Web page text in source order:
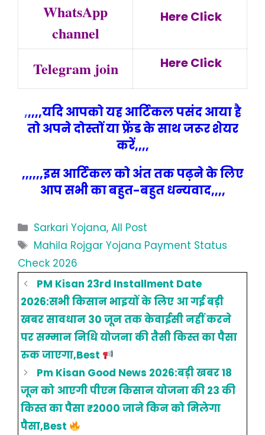
WhatsApp
channel
Here Click
Telegram join Here Click
,,,,,यदि आपको यह आर्टिकल पसंद आया है
तो अपने दोस्तों या फ्रेंड के साथ जरूर शेयर
करें,,,,
,,,,,,इस आर्टिकल को अंत तक पढ़ने के लिए
आप सभी का बहुत-बहुत धन्यवाद,,,,
Categories
Sarkari Yojana,All Post
Tags
Mahila Rojgar Yojana Payment Status
Check 2026
PM Kisan 23rd Installment Date
2026:सभी किसान भाइयों के लिए आ गई बड़ी
खबर सावधान 30 जून तक केवाईसी नहीं करने
पर सम्मान निधि योजना की तैसी किस्त का पैसा
रुक जाएगा,Best
Pm Kisan Good News 2026:बड़ी खबर 18
जून को आएगी पीएम किसान योजना की 23 की
किस्त का पैसा ₹2000 जाने किन को मिलेगा
पैसा,Best